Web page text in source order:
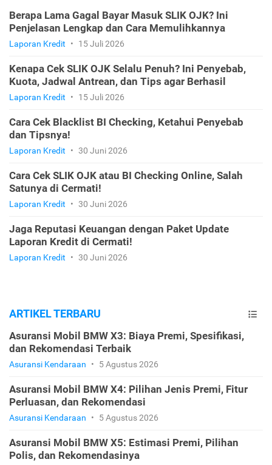
Berapa Lama Gagal Bayar Masuk SLIK OJK? Ini
Penjelasan Lengkap dan Cara Memulihkannya
Laporan Kredit • 15 Juli 2026
Kenapa Cek SLIK OJK Selalu Penuh? Ini Penyebab,
Kuota, Jadwal Antrean, dan Tips agar Berhasil
Laporan Kredit • 15 Juli 2026
Cara Cek Blacklist BI Checking, Ketahui Penyebab
dan Tipsnya!
Laporan Kredit • 30 Juni 2026
Cara Cek SLIK OJK atau BI Checking Online, Salah
Satunya di Cermati!
Laporan Kredit • 30 Juni 2026
Jaga Reputasi Keuangan dengan Paket Update
Laporan Kredit di Cermati!
Laporan Kredit • 30 Juni 2026
ARTIKEL TERBARU
Asuransi Mobil BMW X3: Biaya Premi, Spesifikasi,
dan Rekomendasi Terbaik
Asuransi Kendaraan • 5 Agustus 2026
Asuransi Mobil BMW X4: Pilihan Jenis Premi, Fitur
Perluasan, dan Rekomendasi
Asuransi Kendaraan • 5 Agustus 2026
Asuransi Mobil BMW X5: Estimasi Premi, Pilihan
Polis, dan Rekomendasinya